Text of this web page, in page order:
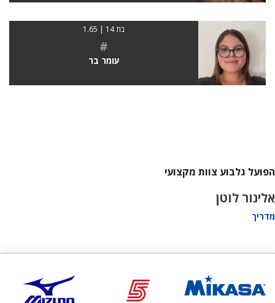
בת 14 | 1.65
#
עומר בר
הפועל גלבוע צוות מקצועי
אלינור לוטן
מדריך